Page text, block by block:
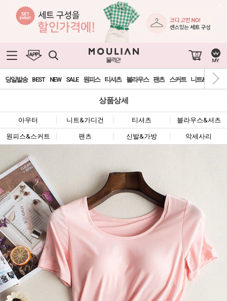
0
당일발송 BEST NEW SALE 원피스 티셔츠 블라우스 팬츠 스커트 니트&가디건
상품상세
아우터 니트&가디건 티셔츠 블라우스&셔츠
원피스&스커트 팬츠 신발&가방 악세사리